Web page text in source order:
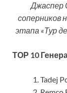
Джаспер
соперников
этапа «Тур
ТОР 10
Tadej